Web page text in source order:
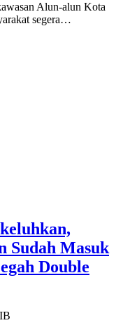
Alun-alun Kota
segera…
Sudah Masuk
Double